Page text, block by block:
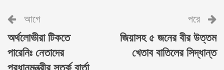
আগে
অর্থলোভীরা টিকতে
পারেনিঃ নেতাদের
পরে
জিয়াসহ ৫ জনের বীর উত্তম
খেতাব বাতিলের সিদ্ধান্ত